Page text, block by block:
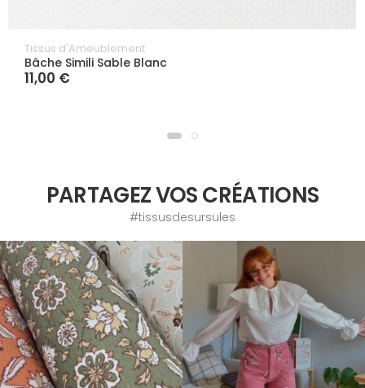
Tissus d'Ameublement
Bâche Simili Sable Blanc
11,00 €
PARTAGEZ VOS CRÉATIONS
#tissusdesursules